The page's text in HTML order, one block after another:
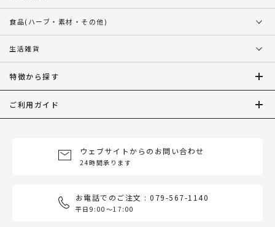
食品(ハーブ・素材・その他)
生活雑貨
特徴から探す
ご利用ガイド
ウェブサイトからのお問い合わせ
24時間承ります
お電話でのご注文 : 079-567-1140
平日9:00〜17:00